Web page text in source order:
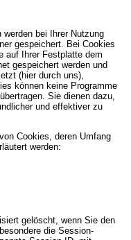
bei Ihrer Nutzung
gespeichert. Bei Cookies
auf Ihrer Festplatte dem
gespeichert werden und
(hier durch uns),
können keine Programme
Sie dienen dazu,
und effektiver zu
Cookies, deren Umfang
werden:
gelöscht, wenn Sie den
die Session-